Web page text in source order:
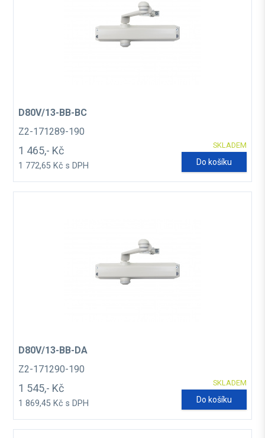
D80V/13-BB-BC
Z2-171289-190
SKLADEM
1 465,- Kč
1 772,65 Kč s DPH Do košíku
D80V/13-BB-DA
Z2-171290-190
SKLADEM
1 545,- Kč
1 869,45 Kč s DPH Do košíku